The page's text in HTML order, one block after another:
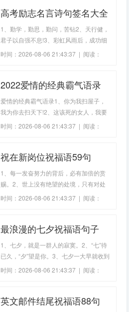
影，电影的名字居然和我喜欢的人名字一
跎
高考励志名言诗句签名大全
(50句)
1、勤学，勤思，勤问，苦钻2、天行健，
君子以自强不息!3、彩虹风雨后，成功细
节中。4、拼搏铸辉煌，状态定命运。5、
知识成才，态度成全8、练习就是高考，
难再险不
时间：2026-08-06 21:43:37 | 阅读：
2022爱情的经典霸气语录
爱情祝福语(精选88句)
爱情的经典霸气语录1、你为我扫屋子，
我为你去扫天下!2、这该死的女人，我要
了!3、你这么可爱，被大风吹到我怀里，
有时我脆弱的一句话就泪流满面，有时发
泪只为你
时间：2026-08-06 21:43:37 | 阅读：
祝在新岗位祝福语59句
1、每一发奋努力的背后，必有加倍的赏
赐。2、世上没有绝望的处境，只有对处
境绝望的人。3、拥有梦想只是一种智
行。5、一切伟大的行动和思想，都有一
学会付出，等不
时间：2026-08-06 21:43:37 | 阅读：
最浪漫的七夕祝福语句子
(100句)
1、七夕，就是一群人的寂寞。2、“七”待
已久，“夕”望是你。3、七夕一大早就收到
礼物，开心。4、会陷入温柔暮色里，会
卖!7、一个人的七夕、抒写着硪的忧伤。
时间：2026-08-06 21:43:37 | 阅读：
英文邮件结尾祝福语88句